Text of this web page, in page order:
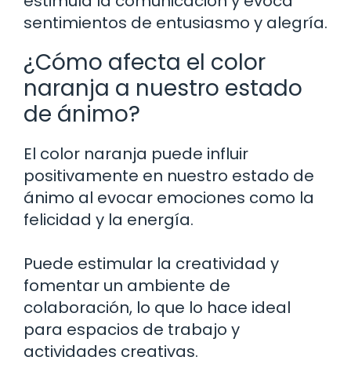
sentimientos de entusiasmo y alegría.
¿Cómo afecta el color
naranja a nuestro estado
de ánimo?
El color naranja puede influir
positivamente en nuestro estado de
ánimo al evocar emociones como la
felicidad y la energía.
Puede estimular la creatividad y
fomentar un ambiente de
colaboración, lo que lo hace ideal
para espacios de trabajo y
actividades creativas.